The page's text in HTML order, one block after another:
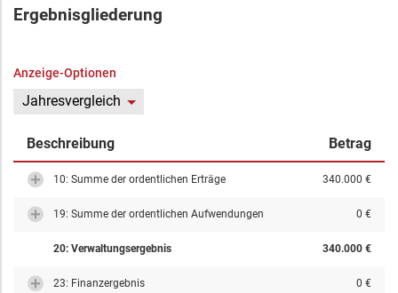
Ergebnisgliederung
Anzeige-Optionen
Jahresvergleich
Beschreibung Betrag
10: Summe der ordentlichen Erträge 340.000 €
19: Summe der ordentlichen Aufwendungen 0 €
20: Verwaltungsergebnis 340.000 €
23: Finanzergebnis 0 €